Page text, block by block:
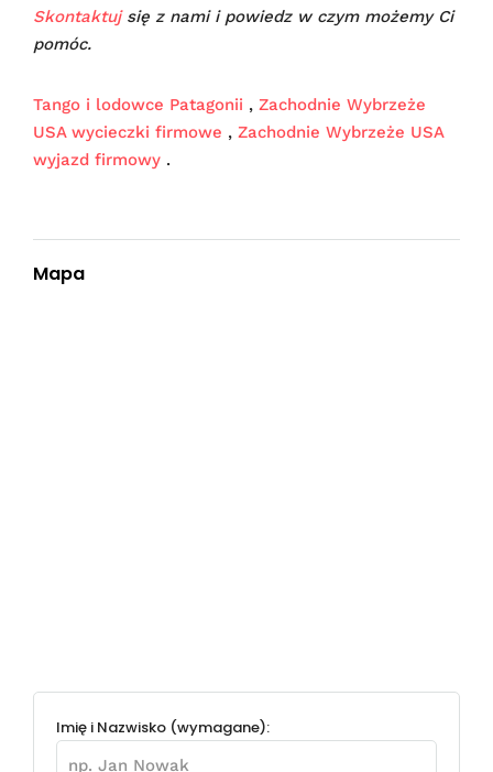
Skontaktujsię z nami i powiedz w czym możemy Ci
pomóc.
Tango i lodowce Patagonii , Zachodnie Wybrzeże
USA wycieczki firmowe , Zachodnie Wybrzeże USA
wyjazd firmowy .
Mapa
Imię i Nazwisko (wymagane):